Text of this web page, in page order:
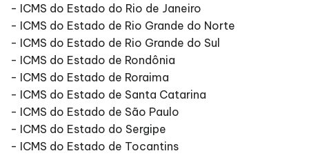
- ICMS do Estado do Rio de Janeiro
- ICMS do Estado de Rio Grande do Norte
- ICMS do Estado de Rio Grande do Sul
- ICMS do Estado de Rondônia
- ICMS do Estado de Roraima
- ICMS do Estado de Santa Catarina
- ICMS do Estado de São Paulo
- ICMS do Estado do Sergipe
- ICMS do Estado de Tocantins